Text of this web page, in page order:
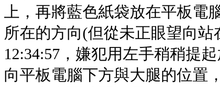
上，再將藍色紙袋放在平板電
所在的方向(但從未正眼望向
12:34:57，嫌犯用左手稍稍提
向平板電腦下方與大腿的位置